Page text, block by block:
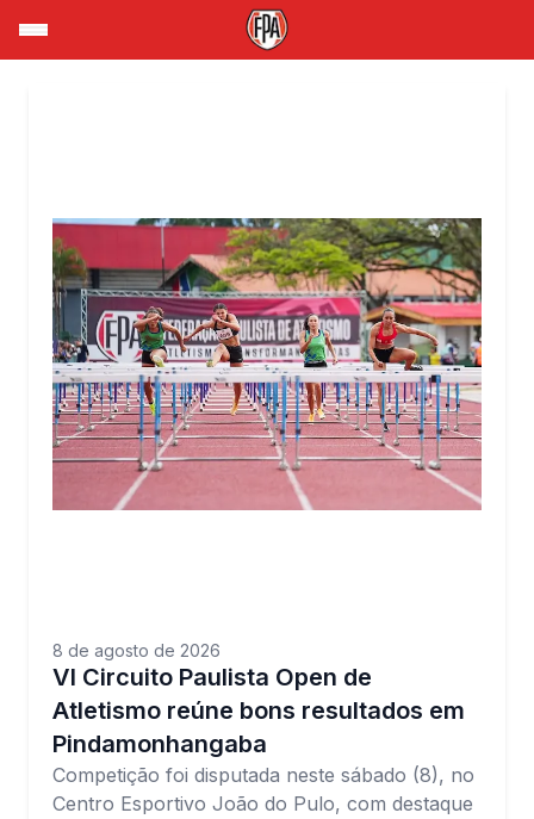
8 de agosto de 2026
VI Circuito Paulista Open de
Atletismo reúne bons resultados em
Pindamonhangaba
Competição foi disputada neste sábado (8), no
Centro Esportivo João do Pulo, com destaque